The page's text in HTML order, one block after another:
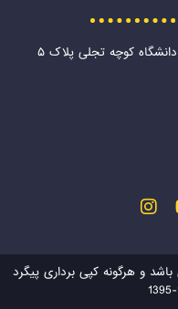
کوچه تجلی پلاک ۵
و هرگونه کپی برداری پیگرد